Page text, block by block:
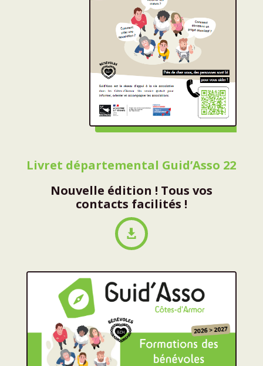
Livret départemental Guid’Asso 22
Nouvelle édition ! Tous vos
contacts facilités !
